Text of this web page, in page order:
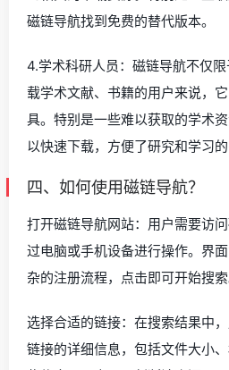
磁链导航找到免费的替代版本。
4.学术科研人员：磁链导航不仅
载学术文献、书籍的用户来说，
具。特别是一些难以获取的学术
以快速下载，方便了研究和学习的
四、如何使用磁链导航？
打开磁链导航网站：用户需要访
过电脑或手机设备进行操作。界
杂的注册流程，点击即可开始搜索
选择合适的链接：在搜索结果中
链接的详细信息，包括文件大小